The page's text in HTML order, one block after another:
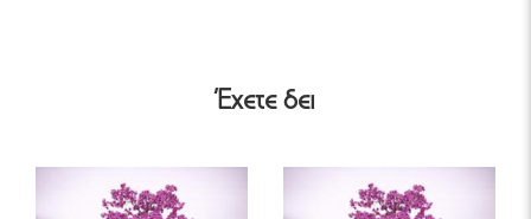
Έχετε δει